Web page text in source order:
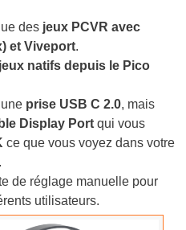
des jeux PCVR avec
et Viveport.
natifs depuis le Pico
prise USB C 2.0, mais
Display Port qui vous
ce que vous voyez dans votre
de réglage manuelle pour
utilisateurs.